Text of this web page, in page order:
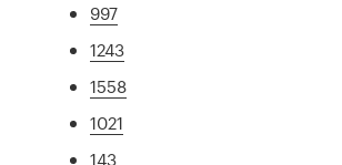
997
1243
1558
1021
143